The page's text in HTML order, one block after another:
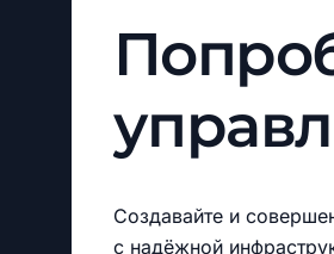
Создавайте и
с надёжной